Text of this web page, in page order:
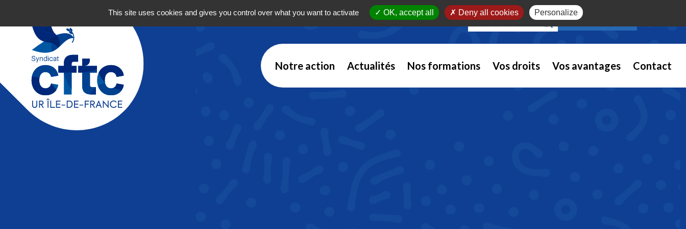
NOUS REJOINDRE
Notre action Actualités Nos formations Vos droits Vos avantages Contact
This site uses cookies and gives you control over what you want to activate OK, accept all Deny all cookies Personalize